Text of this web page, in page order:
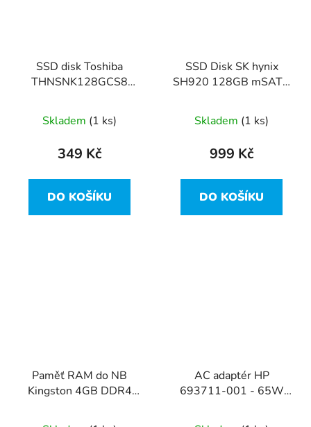
SSD disk Toshiba
THNSNK128GCS8
Skladem (1 ks)
349 Kč
DO KOŠÍKU
SSD Disk SK hynix
SH920 128GB mSATA
150TBW -jako nové
Skladem (1 ks)
999 Kč
DO KOŠÍKU
Paměť RAM do NB
Kingston 4GB DDR4
(KCP424SS6/4)
AC adaptér HP
693711-001 - 65W